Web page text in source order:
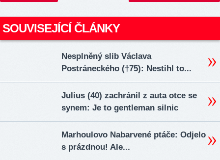
SOUVISEJÍCÍ ČLÁNKY
Nesplněný slib Václava
Postráneckého (†75): Nestihl to...
Julius (40) zachránil z auta otce se
synem: Je to gentleman silnic
Marhoulovo Nabarvené ptáče: Odjelo
s prázdnou! Ale...